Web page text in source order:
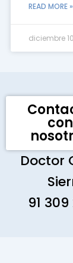
READ MORE »
diciembre
con
Doctor
91 309